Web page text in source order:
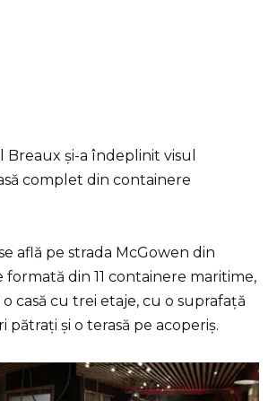
și-a îndeplinit visul
complet din containere
află pe strada McGowen din
formată din 11 containere maritime,
casă cu trei etaje, cu o suprafață
pătrați și o terasă pe acoperiș.